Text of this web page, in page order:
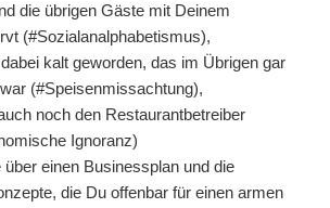
die übrigen Gäste mit Deinem
(#Sozialanalphabetismus),
kalt geworden, das im Übrigen gar
(#Speisenmissachtung),
noch den Restaurantbetreiber
Ignoranz)
einen Businessplan und die
die Du offenbar für einen armen